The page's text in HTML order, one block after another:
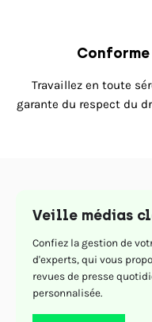
Travaillez en toute
garante du respect du
Veille médias
Confiez la gestion de
d'experts, qui vous
revues de presse
personnalisée.